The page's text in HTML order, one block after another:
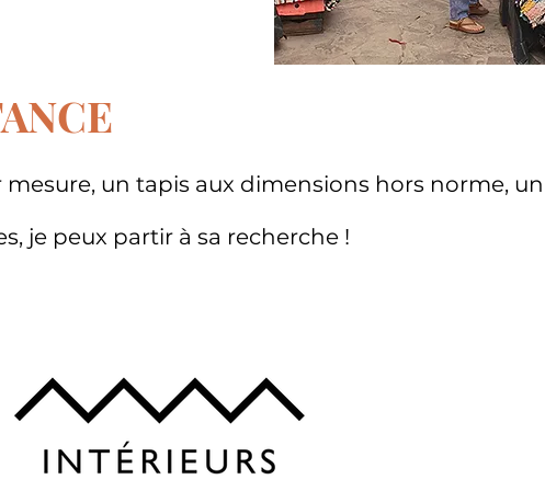
mesure, un tapis aux dimensions hors norme,
je peux partir à sa recherche !